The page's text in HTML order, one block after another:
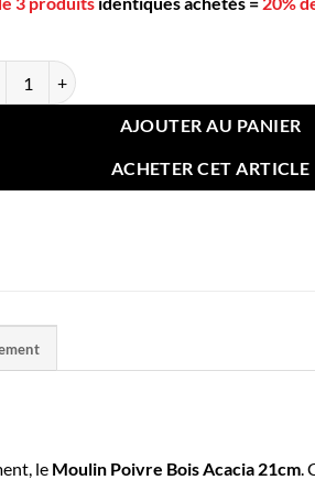
de Moulin Poivre Bois Acacia 21cm
AJOUTER AU PANIER
ACHETER CET ARTICLE
le Moulin Poivre Bois Acacia 21cm.